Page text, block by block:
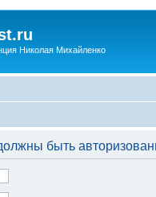
Николая Михайленко
быть